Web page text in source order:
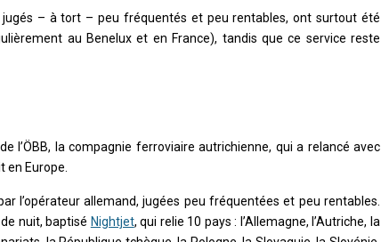
jugés – à tort – peu fréquentés et peu rentables, ont surtout été
au Benelux et en France), tandis que ce service reste
l’ÖBB, la compagnie ferroviaire autrichienne, qui a relancé avec
en Europe.
l’opérateur allemand, jugées peu fréquentées et peu rentables.
nuit, baptisé Nightjet, qui relie 10 pays : l’Allemagne, l’Autriche, la